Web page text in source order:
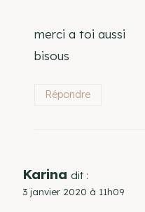
merci a toi aussi
bisous
Répondre
Karina dit :
3 janvier 2020 à 11h09